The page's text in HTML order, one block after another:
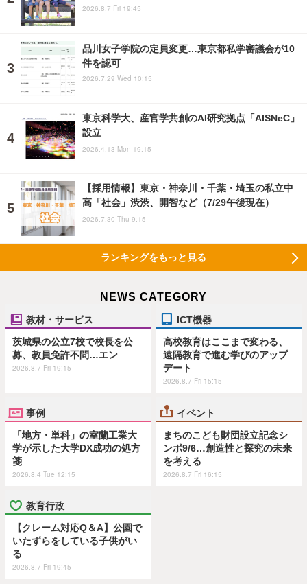
2026.8.7 Fri 19:45
品川女子学院の定員変更…東京都私学審議会が10
件を認可
2026.7.29 Wed 10:15
東京科学大、産官学共創のAI研究拠点「AISNeC」
設立
2026.4.13 Mon 19:15
【採用情報】東京・神奈川・千葉・埼玉の私立中
高「社会」渋渋、開智など（7/29午後現在）
2026.7.30 Thu 9:15
ランキングをもっと見る
NEWS CATEGORY
教材・サービス
茨城県の公立7校で校長を公
募、教員免許不問…エン
2026.8.7 Fri 19:15
ICT機器
高校教育はここまで変わる、
遠隔教育で進む学びのアップ
デート
2026.8.7 Fri 15:15
事例
「地方・単科」の室蘭工業大
学が示した大学DX成功の処方
箋
2026.8.4 Tue 12:15
イベント
まちのこども財団設立記念シ
ンポ9/6…創造性と探究の未来
を考える
2026.8.7 Fri 16:15
教育行政
【クレーム対応Q＆A】公園で
いたずらをしている子供がい
る
2026.8.7 Fri 19:45